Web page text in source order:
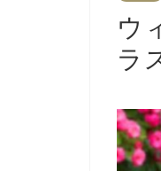
ウ
ラ